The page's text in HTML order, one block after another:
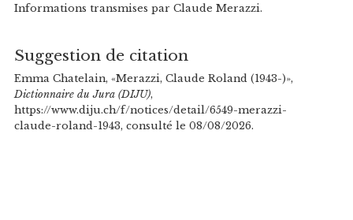
Informations transmises par Claude Merazzi.
Suggestion de citation
Emma Chatelain, «Merazzi, Claude Roland (1943-)»,
Dictionnaire du Jura (DIJU),
https://www.diju.ch/f/notices/detail/6549-merazzi-
claude-roland-1943, consulté le 08/08/2026.